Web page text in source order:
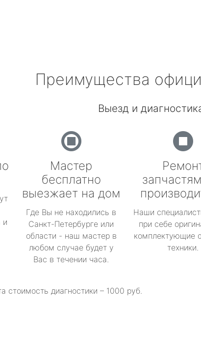
Преимущества
Выезд и
и
Мастер
бесплатно
выезжает на дом
Где Вы не находились в
Санкт-Петербурге или
области - наш мастер в
любом случае будет у
Вас в течении часа.
Наши
при себе
комплектующие
техники.
стоимость диагностики – 1000 руб.